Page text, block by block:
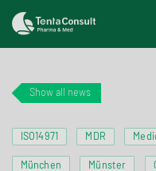
Show all news
ISO14971 MDR
München Münster